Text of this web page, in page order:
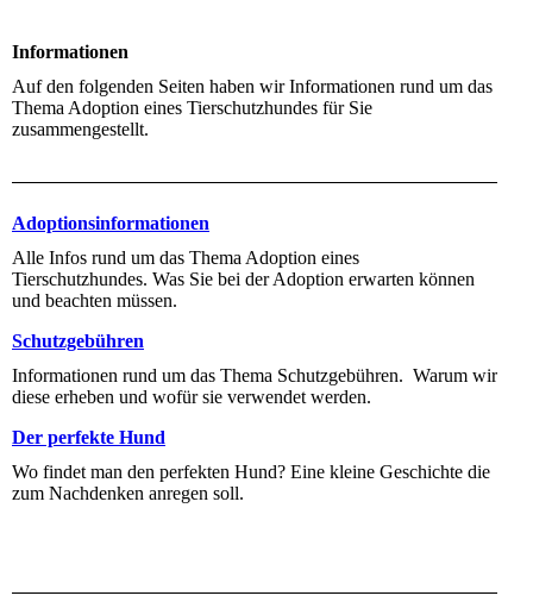
Informationen
Auf den folgenden Seiten haben wir Informationen rund um das
Thema Adoption eines Tierschutzhundes für Sie
zusammengestellt.
Adoptionsinformationen
Alle Infos rund um das Thema Adoption eines
Tierschutzhundes. Was Sie bei der Adoption erwarten können
und beachten müssen.
Schutzgebühren
Informationen rund um das Thema Schutzgebühren. Warum wir
diese erheben und wofür sie verwendet werden.
Der perfekte Hund
Wo findet man den perfekten Hund? Eine kleine Geschichte die
zum Nachdenken anregen soll.